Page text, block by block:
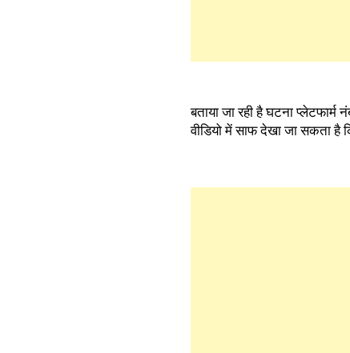
बताया जा रही है घटना
वीडियो में साफ देखा जा सकता